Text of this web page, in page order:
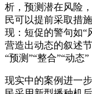
析，预测潜在风险
民可以提前采取措
现：短促的警句如“
营造出动态的叙述
“预测”“整合”“动态
现实中的案例进一